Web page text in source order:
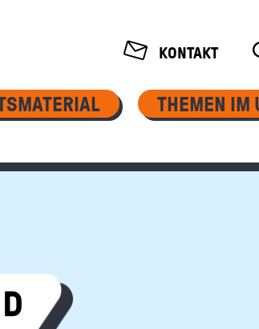
KONTAKT
THEMEN IM